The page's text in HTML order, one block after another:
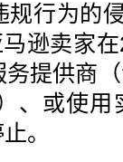
行为的
逊卖家
提供商
、或使
。